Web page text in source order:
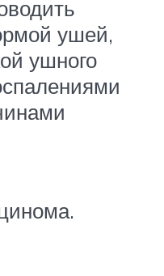
ушей,
ушного